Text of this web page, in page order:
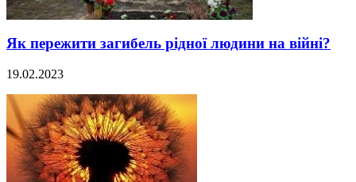
Як пережити загибель рідної людини на війні?
19.02.2023